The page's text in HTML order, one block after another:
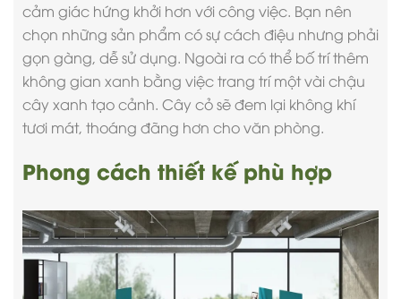
cảm giác hứng khởi hơn với công việc. Bạn nên
chọn những sản phẩm có sự cách điệu nhưng phải
gọn gàng, dễ sử dụng. Ngoài ra có thể bố trí thêm
không gian xanh bằng việc trang trí một vài chậu
cây xanh tạo cảnh. Cây cỏ sẽ đem lại không khí
tươi mát, thoáng đãng hơn cho văn phòng.
Phong cách thiết kế phù hợp